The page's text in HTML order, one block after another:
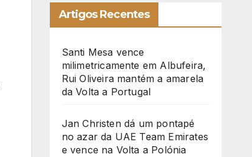
Artigos Recentes
Santi Mesa vence
milimetricamente em Albufeira,
Rui Oliveira mantém a amarela
da Volta a Portugal
Jan Christen dá um pontapé
no azar da UAE Team Emirates
e vence na Volta a Polónia